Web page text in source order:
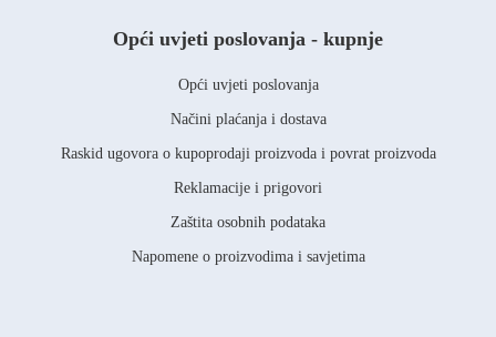
Opći uvjeti poslovanja - kupnje
Opći uvjeti poslovanja
Načini plaćanja i dostava
Raskid ugovora o kupoprodaji proizvoda i povrat proizvoda
Reklamacije i prigovori
Zaštita osobnih podataka
Napomene o proizvodima i savjetima